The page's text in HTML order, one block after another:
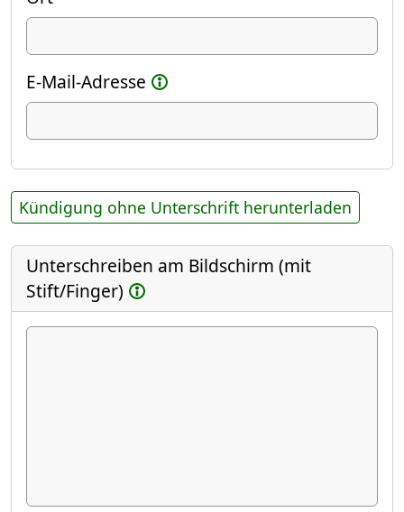
E-Mail-Adresse
Kündigung ohne Unterschrift herunterladen
Unterschreiben am Bildschirm (mit
Stift/Finger)